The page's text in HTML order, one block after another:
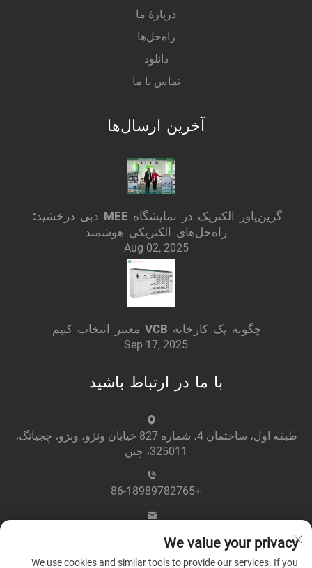
دربارهٔ ما
راه‌حل‌ها
دانلود
تماس با ما
آخرین ارسال‌ها
گرین‌پاور الکتریک در نمایشگاه MEE دبی درخشید:
راه‌حل‌های الکتریکی هوشمند
Aug 02, 2025
چگونه یک کارخانه VCB معتبر انتخاب کنیم
Sep 17, 2025
با ما در ارتباط باشید
طبقه اول، ساختمان 4، شماره 827 خیابان ونژو، ونژو، چجیانگ،
325011، چین
+86-18989782765
We value your privacy
We use cookies and similar tools to provide our services. If you